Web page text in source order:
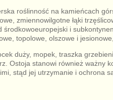
roślinność na kamieńcach
zmiennowilgotne łąki
i
topolowe, olszowe i
duży, mopek, traszka
Ostoja stanowi również ważny
stąd jej utrzymanie i ochrona